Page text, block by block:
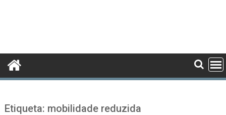
Etiqueta: mobilidade reduzida